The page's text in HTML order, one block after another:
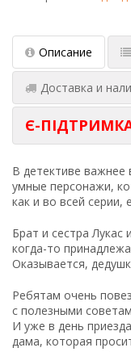
Описание
Доставка и
Є-
В детективе важнее
умные персонажи,
как и во всей серии,
Брат и сестра
когда-то
Оказывается,
Ребятам очень
с полезными
И уже в день
дама, которая